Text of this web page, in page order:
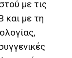
με τις
και με τη